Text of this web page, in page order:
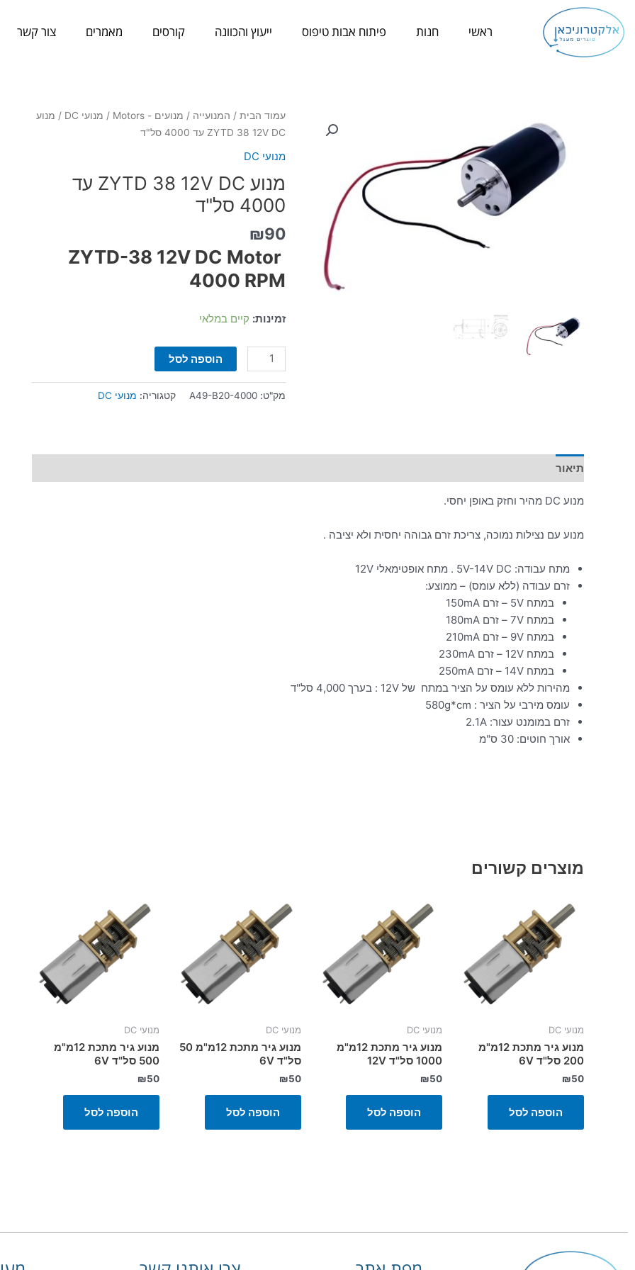
לתוכן
ראשי חנות פיתוח אבות טיפוס ייעוץ והכוונה קורסים מאמרים צור קשר
עמוד הבית/ המנועייה / מנועים - Motors / מנועי DC
/ מנוע
ZYTD 38 12V DC עד 4000 סל"ד
מנועי DC
מנוע ZYTD 38 12V DC עד
4000 סל"ד
₪90
ZYTD-38 12V DC Motor
4000 RPM
זמינות: קיים במלאי
כמות
של
38
12V
DC
עד
4000
סל"ד
הוספה לסל
מק"ט: A49-B20-4000 קטגוריה: מנועי DC
תיאור
מנוע DC מהיר וחזק באופן יחסי.
מנוע עם נצילות נמוכה, צריכת זרם גבוהה יחסית ולא יציבה .
מתח עבודה: 5V-14V DC . מתח אופטימאלי 12V
זרם עבודה (ללא עומס) – ממוצע:
במתח 5V – זרם 150mA
במתח 7V – זרם 180mA
במתח 9V – זרם 210mA
במתח 12V – זרם 230mA
במתח 14V – זרם 250mA
מהירות ללא עומס על הציר במתח של 12V : בערך 4,000 סל"ד
עומס מירבי על הציר : 580g*cm
זרם במומנט עצור: 2.1A
אורך חוטים: 30 ס"מ
מוצרים קשורים
מנועי DC
מנוע גיר מתכת 12מ"מ
200 סל"ד 6V
₪50
הוספה לסל
מנועי DC
מנוע גיר מתכת 12מ"מ
1000 סל"ד 12V
₪50
הוספה לסל
מנועי DC
מנוע גיר מתכת 12מ"מ 50
סל"ד 6V
₪50
הוספה לסל
מנועי DC
מנוע גיר מתכת 12מ"מ
500 סל"ד 6V
₪50
הוספה לסל